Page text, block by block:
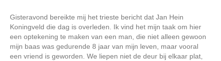
Gisteravond bereikte mij het trieste bericht dat Jan Hein
Koningveld die dag is overleden. Ik vind het mijn taak om hier
een optekening te maken van een man, die niet alleen gewoon
mijn baas was gedurende 8 jaar van mijn leven, maar vooral
een vriend is geworden. We liepen niet de deur bij elkaar plat,